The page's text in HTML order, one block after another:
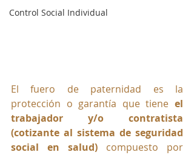
Control Social Individual
El fuero de paternidad es la
protección o garantía que tiene el
trabajador y/o contratista
(cotizante al sistema de seguridad
social en salud)
compuesto por